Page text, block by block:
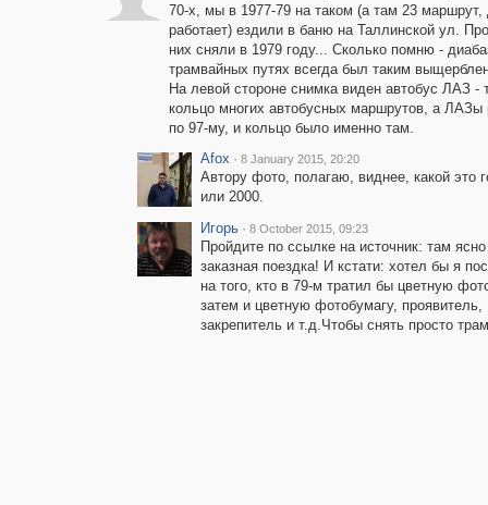
70-х, мы в 1977-79 на таком (а там 23 маршрут,
работает) ездили в баню на Таллинской ул.
них сняли в 1979 году... Сколько помню -
трамвайных путях всегда был таким
На левой стороне снимка виден автобус ЛАЗ -
кольцо многих автобусных маршрутов, а ЛАЗы
по 97-му, и кольцо было именно там.
Afox · 8 January 2015, 20:20
Автору фото, полагаю, виднее, какой это
или 2000.
Игорь · 8 October 2015, 09:23
Пройдите по ссылке на источник: там ясно
заказная поездка! И кстати: хотел бы я
на того, кто в 79-м тратил бы цветную
затем и цветную фотобумагу, проявитель,
закрепитель и т.д.Чтобы снять просто